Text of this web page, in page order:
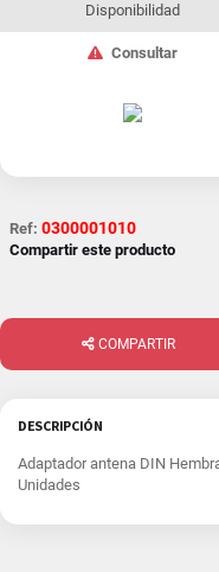
Disponibilidad
Consultar
Ref: 0300001010
Compartir este producto
COMPARTIR
DESCRIPCIÓN
Adaptador antena DIN
Unidades